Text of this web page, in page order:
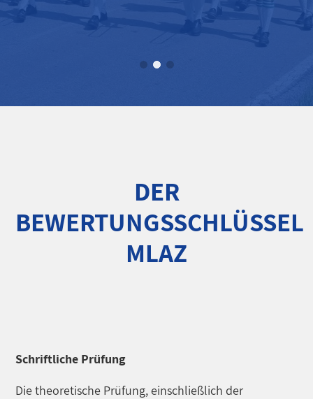
BEIM BEZIRK ISAR-MANGFALL
DER
BEWERTUNGSSCHLÜSSEL
MLAZ
Schriftliche Prüfung
Die theoretische Prüfung, einschließlich der